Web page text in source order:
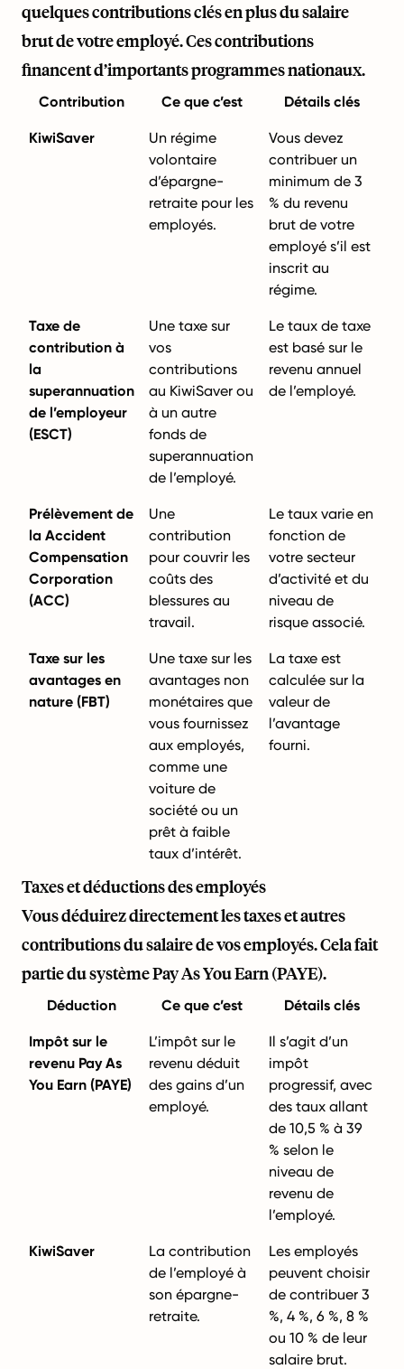
quelques contributions clés en plus du salaire
brut de votre employé. Ces contributions
financent d’importants programmes nationaux.
Contribution Ce que c’est Détails clés
KiwiSaver
Un régime
volontaire
d’épargne-
retraite pour les
employés.
Vous devez
contribuer un
minimum de 3
% du revenu
brut de votre
employé s’il est
inscrit au
régime.
Taxe de
contribution à
la
superannuation
de l’employeur
(ESCT)
Une taxe sur
vos
contributions
au KiwiSaver ou
à un autre
fonds de
superannuation
de l’employé.
Le taux de taxe
est basé sur le
revenu annuel
de l’employé.
Prélèvement de
la Accident
Compensation
Corporation
(ACC)
Une
contribution
pour couvrir les
coûts des
blessures au
travail.
Le taux varie en
fonction de
votre secteur
d’activité et du
niveau de
risque associé.
Taxe sur les
avantages en
nature (FBT)
Une taxe sur les
avantages non
monétaires que
vous fournissez
aux employés,
comme une
voiture de
société ou un
prêt à faible
taux d’intérêt.
La taxe est
calculée sur la
valeur de
l’avantage
fourni.
Taxes et déductions des employés
Vous déduirez directement les taxes et autres
contributions du salaire de vos employés. Cela fait
partie du système Pay As You Earn (PAYE).
Déduction Ce que c’est Détails clés
Impôt sur le
revenu Pay As
You Earn (PAYE)
L’impôt sur le
revenu déduit
des gains d’un
employé.
Il s’agit d’un
impôt
progressif, avec
des taux allant
de 10,5 % à 39
% selon le
niveau de
revenu de
l’employé.
KiwiSaver
La contribution
de l’employé à
son épargne-
retraite.
Les employés
peuvent choisir
de contribuer 3
%, 4 %, 6 %, 8 %
ou 10 % de leur
salaire brut.